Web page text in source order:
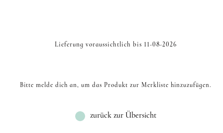
Lieferung voraussichtlich bis 11-08-2026
Bitte melde dich an, um das Produkt zur Merkliste hinzuzufügen.
zurück zur Übersicht